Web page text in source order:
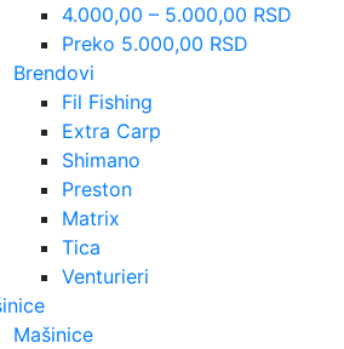
4.000,00 – 5.000,00 RSD
Preko 5.000,00 RSD
Brendovi
Fil Fishing
Extra Carp
Shimano
Preston
Matrix
Tica
Venturieri
Mašinice